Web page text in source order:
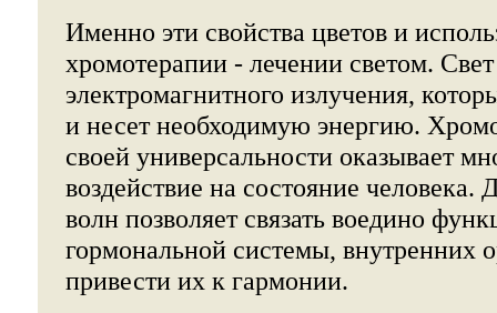
Именно эти свойства цветов и
хромотерапии - лечении светом.
электромагнитного излучения,
и несет необходимую энергию.
своей универсальности оказывает
воздействие на состояние человека.
волн позволяет связать воедино
гормональной системы, внутренних
привести их к гармонии.